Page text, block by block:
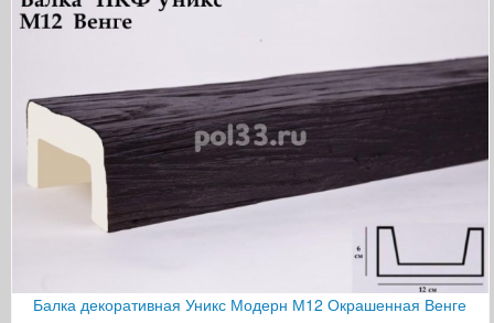
Балка декоративная Уникс Модерн М12 Окрашенная Венге